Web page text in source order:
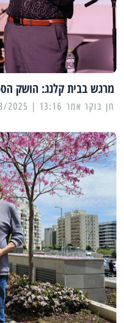
מרגש בבית קלנג: הושק
13:16 | 31/03/2025